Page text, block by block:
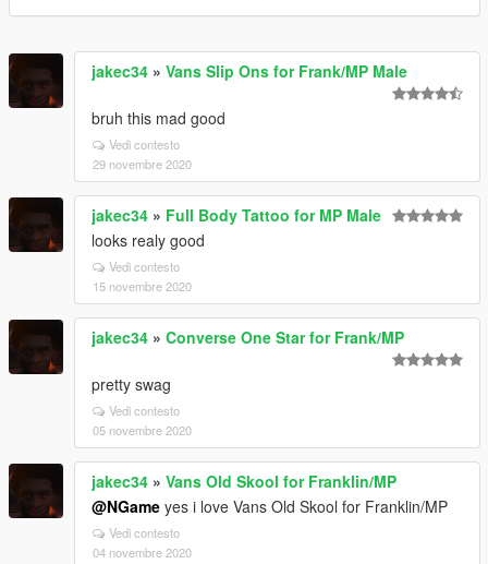
jakec34 » Vans Slip Ons for Frank/MP Male
bruh this mad good
Vedi contesto
29 novembre 2020
jakec34 » Full Body Tattoo for MP Male
looks realy good
Vedi contesto
15 novembre 2020
jakec34 » Converse One Star for Frank/MP
pretty swag
Vedi contesto
05 novembre 2020
jakec34 » Vans Old Skool for Franklin/MP
@NGame yes i love Vans Old Skool for Franklin/MP
Vedi contesto
04 novembre 2020